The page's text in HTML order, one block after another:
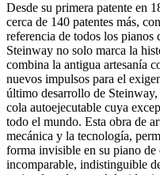
Desde su primera patente en
cerca de 140 patentes más,
referencia de todos los
Steinway no solo marca la
combina la antigua artesanía
nuevos impulsos para el
último desarrollo de
cola autoejecutable cuya
todo el mundo. Esta obra de
mecánica y la tecnología,
forma invisible en su piano
incomparable, indistinguible